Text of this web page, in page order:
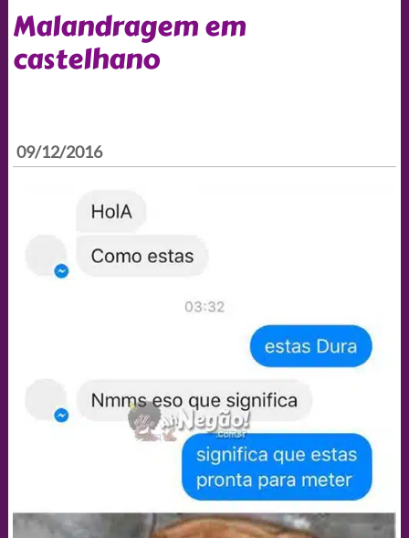
Malandragem em
castelhano
09/12/2016